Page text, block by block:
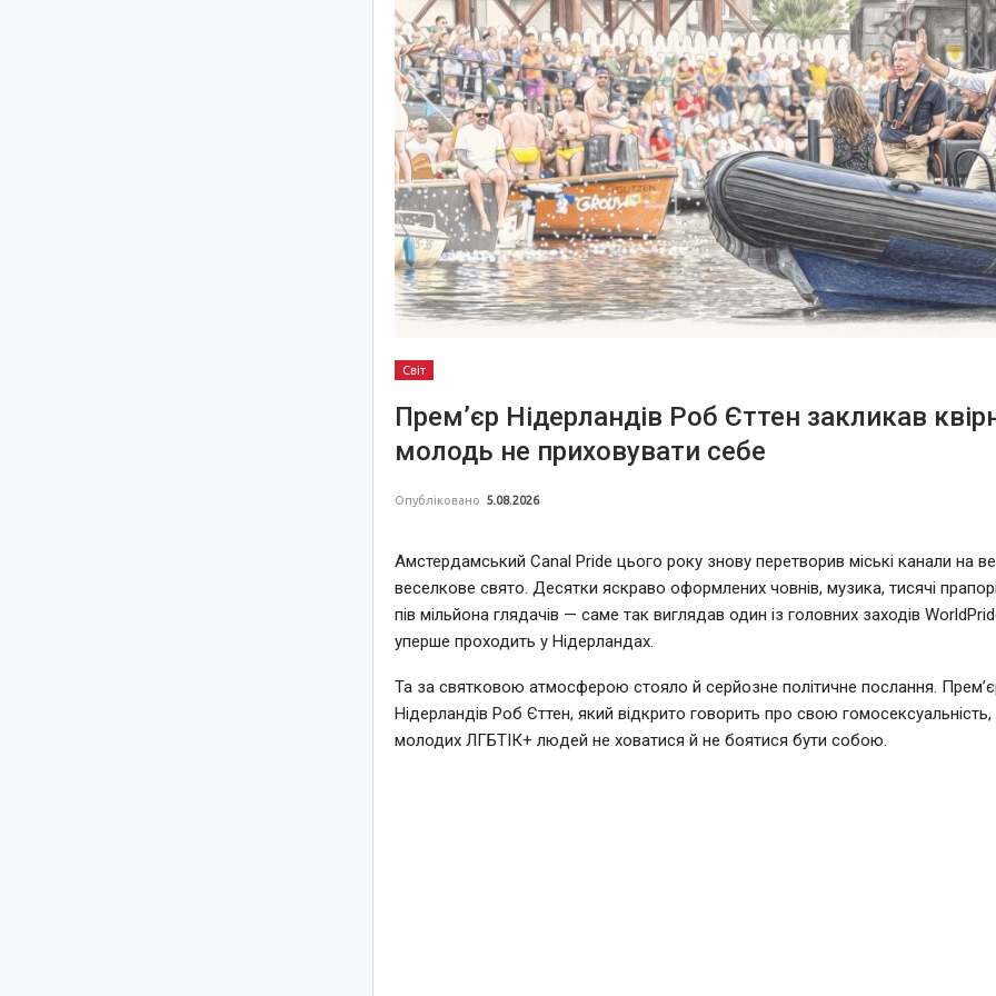
Світ
Прем’єр Нідерландів Роб Єттен закликав
молодь не приховувати себе
Опубліковано 5.08.2026
Амстердамський Canal Pride цього року знову перетворив міські канали на
веселкове свято. Десятки яскраво оформлених човнів, музика, тисячі
пів мільйона глядачів — саме так виглядав один із головних заходів
уперше проходить у Нідерландах.
Та за святковою атмосферою стояло й серйозне політичне послання.
Нідерландів Роб Єттен, який відкрито говорить про свою
молодих ЛГБТІК+ людей не ховатися й не боятися бути собою.